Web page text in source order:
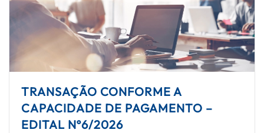
TRANSAÇÃO CONFORME A
CAPACIDADE DE PAGAMENTO –
EDITAL Nº6/2026